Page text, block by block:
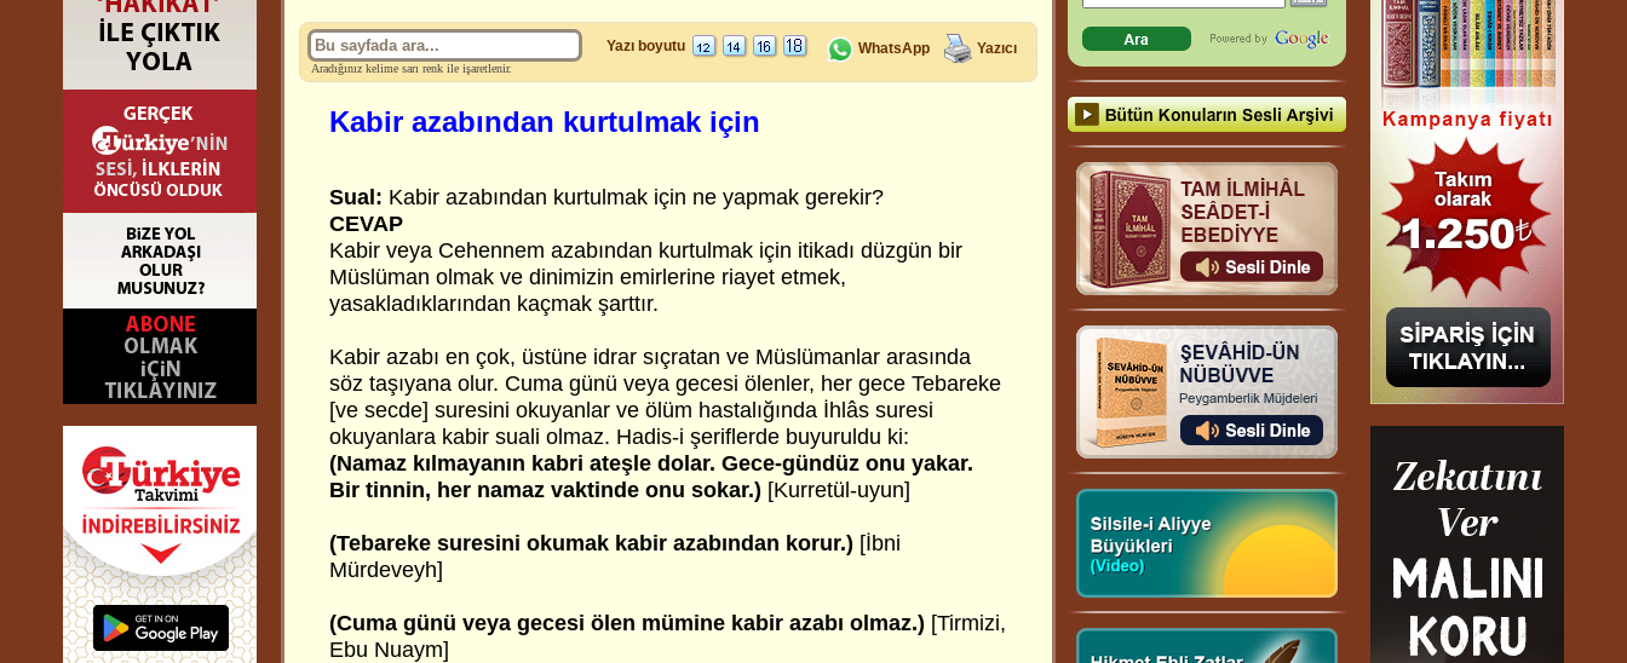
Aradığınız kelime sarı renk ile işaretlenir.
Yazı boyutu WhatsApp Yazıcı
Kabir azabından kurtulmak için
Sual: Kabir azabından kurtulmak için ne yapmak gerekir?
CEVAP
Kabir veya Cehennem azabından kurtulmak için itikadı düzgün bir
Müslüman olmak ve dinimizin emirlerine riayet etmek,
yasakladıklarından kaçmak şarttır.
Kabir azabı en çok, üstüne idrar sıçratan ve Müslümanlar arasında
söz taşıyana olur. Cuma günü veya gecesi ölenler, her gece Tebareke
[ve secde] suresini okuyanlar ve ölüm hastalığında İhlâs suresi
okuyanlara kabir suali olmaz. Hadis-i şeriflerde buyuruldu ki:
(Namaz kılmayanın kabri ateşle dolar. Gece-gündüz onu yakar.
Bir tinnin, her namaz vaktinde onu sokar.) [Kurretül-uyun]
(Tebareke suresini okumak kabir azabından korur.) [İbni
Mürdeveyh]
(Cuma günü veya gecesi ölen mümine kabir azabı olmaz.) [Tirmizi,
Ebu Nuaym]